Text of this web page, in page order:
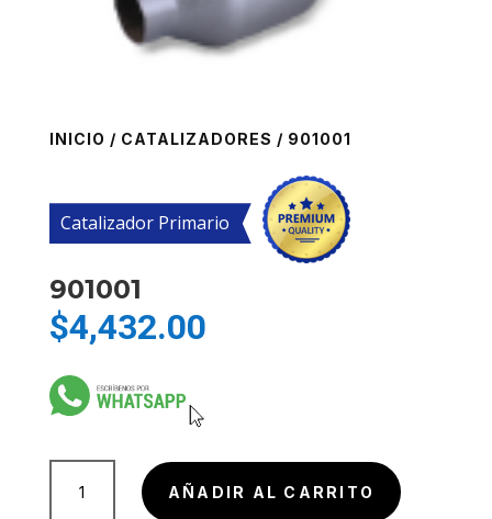
INICIO / CATALIZADORES / 901001
Catalizador Primario
901001
$4,432.00
cantidad
AÑADIR AL CARRITO